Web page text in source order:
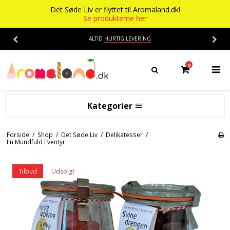
Det Søde Liv er flyttet til Aromaland.dk!
Se produkterne her
ALTID HURTIG LEVERING
0
Kategorier
Smage
Alkohol aroma
Ananas aroma
Banan aroma
Blåbær aroma
Flasker
Baser
Det Søde Liv
Aromaer
Chokolade
Isenkram
Opskrifter
Forside / Shop / Det Søde Liv / Delikatesser /
En Mundfuld Eventyr
Tilbud Udsolgt